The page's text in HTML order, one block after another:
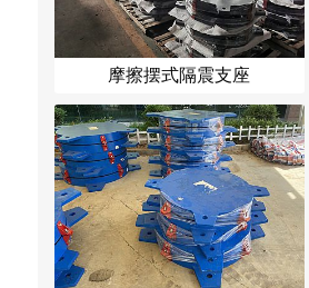
摩擦摆式隔震支座